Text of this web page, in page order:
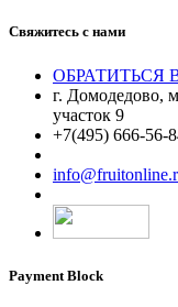
Свяжитесь с нами
ОБРАТИТЬСЯ
г. Домодедово,
участок 9
+7(495) 666-56-
Payment Block